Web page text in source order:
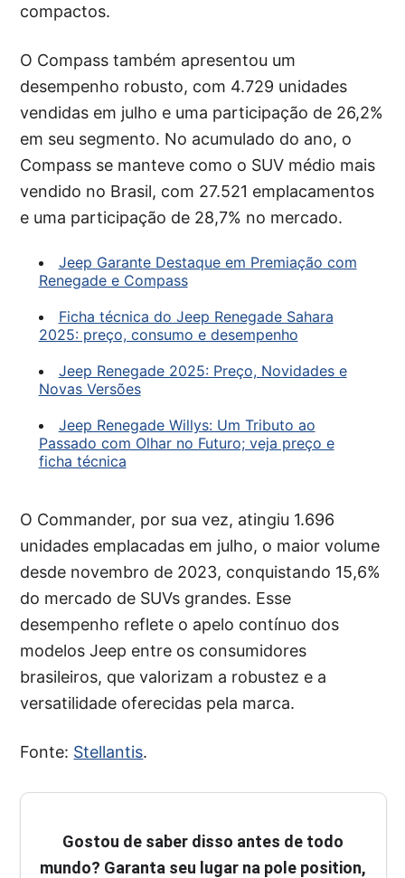
compactos.
O Compass também apresentou um
desempenho robusto, com 4.729 unidades
vendidas em julho e uma participação de 26,2%
em seu segmento. No acumulado do ano, o
Compass se manteve como o SUV médio mais
vendido no Brasil, com 27.521 emplacamentos
e uma participação de 28,7% no mercado.
Jeep Garante Destaque em Premiação com
Renegade e Compass
Ficha técnica do Jeep Renegade Sahara
2025: preço, consumo e desempenho
Jeep Renegade 2025: Preço, Novidades e
Novas Versões
Jeep Renegade Willys: Um Tributo ao
Passado com Olhar no Futuro; veja preço e
ficha técnica
O Commander, por sua vez, atingiu 1.696
unidades emplacadas em julho, o maior volume
desde novembro de 2023, conquistando 15,6%
do mercado de SUVs grandes. Esse
desempenho reflete o apelo contínuo dos
modelos Jeep entre os consumidores
brasileiros, que valorizam a robustez e a
versatilidade oferecidas pela marca.
Fonte: Stellantis.
Gostou de saber disso antes de todo
mundo? Garanta seu lugar na pole position,